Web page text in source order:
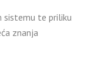
sistemu te priliku
znanja